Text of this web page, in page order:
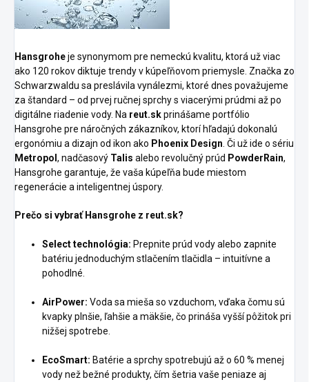
Hansgroheje synonymom pre nemeckú kvalitu, ktorá už viac
ako 120 rokov diktuje trendy v kúpeľňovom priemysle. Značka zo
Schwarzwaldu sa preslávila vynálezmi, ktoré dnes považujeme
za štandard – od prvej ručnej sprchy s viacerými prúdmi až po
digitálne riadenie vody. Na reut.skprinášame portfólio
Hansgrohe pre náročných zákazníkov, ktorí hľadajú dokonalú
ergonómiu a dizajn od ikon ako Phoenix Design. Či už ide o sériu
Metropol , nadčasový Talis alebo revolučný prúd PowderRain,
Hansgrohe garantuje, že vaša kúpeľňa bude miestom
regenerácie a inteligentnej úspory.
Prečo si vybrať Hansgrohe z reut.sk?
Select technológia: Prepnite prúd vody alebo zapnite
batériu jednoduchým stlačením tlačidla – intuitívne a
pohodlné.
AirPower: Voda sa mieša so vzduchom, vďaka čomu sú
kvapky plnšie, ľahšie a mäkšie, čo prináša vyšší pôžitok pri
nižšej spotrebe.
EcoSmart: Batérie a sprchy spotrebujú až o 60 % menej
vody než bežné produkty, čím šetria vaše peniaze aj